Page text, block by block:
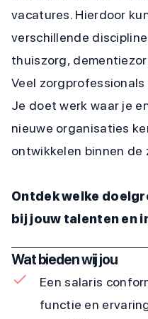
vacatures. Hierdoor
verschillende
thuiszorg,
Veel
Je doet werk waar je
nieuwe organisaties
ontwikkelen binnen de
Ontdek welke
bij jouw talenten en
Wat bieden wij jou
Een salaris
functie en